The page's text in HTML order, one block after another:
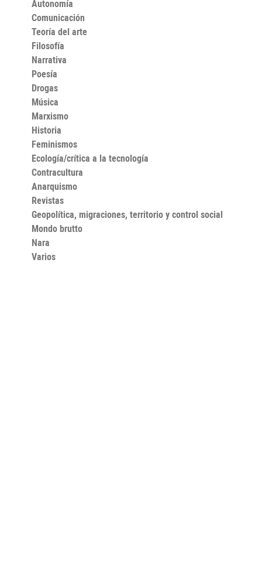
Autonomía
Comunicación
Teoría del arte
Filosofía
Narrativa
Poesía
Drogas
Música
Marxismo
Historia
Feminismos
Ecología/crítica a la tecnología
Contracultura
Anarquismo
Revistas
Geopolítica, migraciones, territorio y control social
Mondo brutto
Nara
Varios